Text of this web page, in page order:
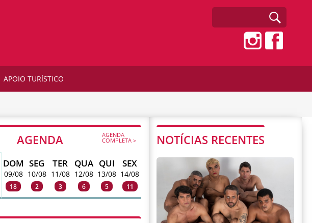
APOIO TURÍSTICO
AGENDA AGENDA
COMPLETA >
DOM
09/08
18
SEG
10/08
2
TER
11/08
3
QUA
12/08
6
QUI
13/08
5
SEX
14/08
11
NOTÍCIAS RECENTES